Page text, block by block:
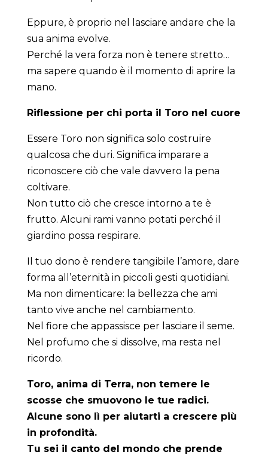
Eppure, è proprio nel lasciare andare che la
sua anima evolve.
Perché la vera forza non è tenere stretto…
ma sapere quando è il momento di aprire la
mano.
Riflessione per chi porta il Toro nel cuore
Essere Toro non significa solo costruire
qualcosa che duri. Significa imparare a
riconoscere ciò che vale davvero la pena
coltivare.
Non tutto ciò che cresce intorno a te è
frutto. Alcuni rami vanno potati perché il
giardino possa respirare.
Il tuo dono è rendere tangibile l’amore, dare
forma all’eternità in piccoli gesti quotidiani.
Ma non dimenticare: la bellezza che ami
tanto vive anche nel cambiamento.
Nel fiore che appassisce per lasciare il seme.
Nel profumo che si dissolve, ma resta nel
ricordo.
Toro, anima di Terra, non temere le
scosse che smuovono le tue radici.
Alcune sono lì per aiutarti a crescere più
in profondità.
Tu sei il canto del mondo che prende